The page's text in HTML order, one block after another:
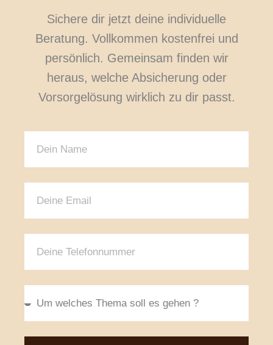
Sichere dir jetzt deine individuelle
Beratung. Vollkommen kostenfrei und
persönlich. Gemeinsam finden wir
heraus, welche Absicherung oder
Vorsorgelösung wirklich zu dir passt.